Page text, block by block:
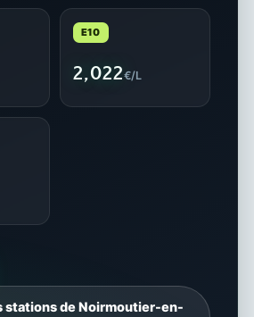
E10
2,022€/L
stations de Noirmoutier-en-